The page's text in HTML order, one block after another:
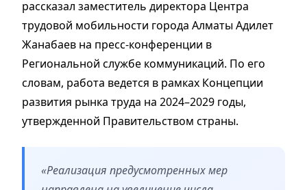
рассказал заместитель директора Центра
трудовой мобильности города Алматы Адилет
Жанабаев на пресс-конференции в
Региональной службе коммуникаций. По его
словам, работа ведется в рамках Концепции
развития рынка труда на 2024–2029 годы,
утвержденной Правительством страны.
«Реализация предусмотренных мер